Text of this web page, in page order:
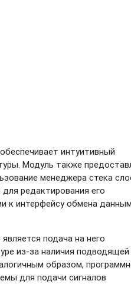
интуитивный
Модуль также
менеджера стека
редактирования его
к интерфейсу обмена
подача на него
из-заналичия подводящей
образом,
для подачи сигналов